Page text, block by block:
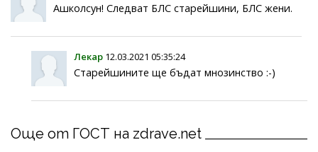
Ашколсун! Следват БЛС старейшини, БЛС жени.
Лекар 12.03.2021 05:35:24
Старейшините ще бъдат мнозинство :-)
Още от ГОСТ на zdrave.net